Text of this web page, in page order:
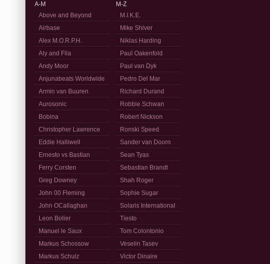
A-M
Above and Beyond
Airbase
Alex M.O.R.P.H.
Aly and Fila
Andy Moor
Anjunabeats Worldwide
Armin van Buuren
Aurosonic
Bobina
Christopher Lawrence
Eddie Halliwell
Ernesto vs Bastian
Ferry Corsten
Greg Downey
John 00 Fleming
John OCallaghan
Leon Bolier
Manuel le Saux
Markus Schossow
Markus Schulz
M-Z
M.I.K.E.
Mike Shiver
Niklas Harding
Paul Oakenfold
Paul van Dyk
Pedro Del Mar
Richard Durand
Robbie Schwan
Robert Nickson
Ronski Speed
Sander van Doorn
Sean Tyas
Sebastian Brandt
Shah Roger
Sophie Sugar
Solaris International
Tiesto
Tom Colontonio
Veselin Tasev
Victor Dinaire